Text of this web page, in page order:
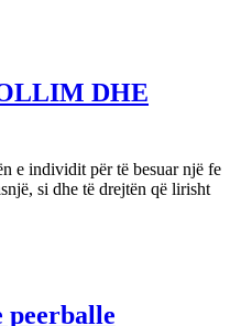
DHE
e individit për të besuar një fe
si dhe të drejtën që lirisht